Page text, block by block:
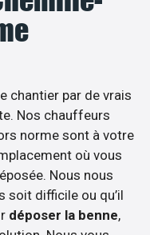
chantier par de vrais
Nos chauffeurs
norme sont à votre
où vous
Nous nous
soit difficile ou qu’il
déposer la benne,